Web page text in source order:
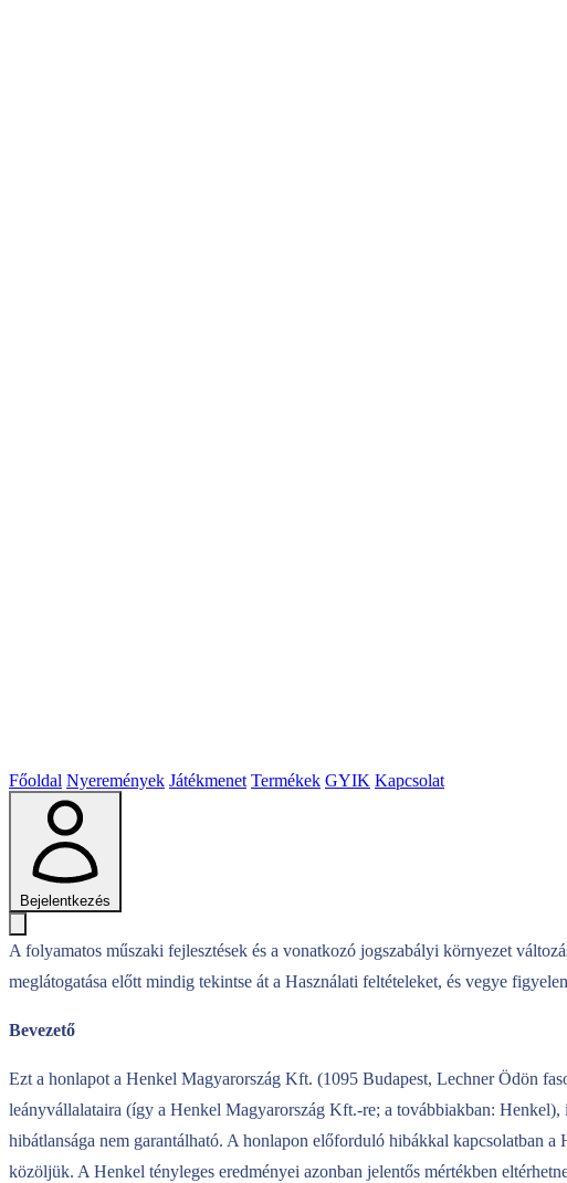
Főoldal Nyeremények Játékmenet Termékek GYIK Kapcsolat
Bejelentkezés
A folyamatos műszaki fejlesztések és a vonatkozó jogszabályi környezet
meglátogatása előtt mindig tekintse át a Használati feltételeket, és vegye
Bevezető
Ezt a honlapot a Henkel Magyarország Kft. (1095 Budapest, Lechner Ödön
leányvállalataira (így a Henkel Magyarország Kft.-re; a továbbiakban:
hibátlansága nem garantálható. A honlapon előforduló hibákkal kapcsolatban
közöljük. A Henkel tényleges eredményei azonban jelentős mértékben